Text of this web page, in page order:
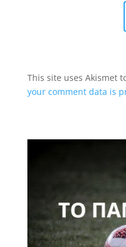
This site uses Akismet
your comment data is